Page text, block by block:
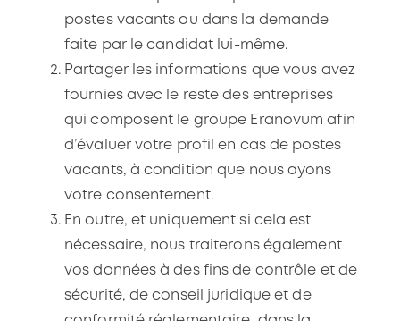
postes vacants ou dans la demande
faite par le candidat lui-même.
Partager les informations que vous avez
fournies avec le reste des entreprises
qui composent le groupe Eranovum afin
d’évaluer votre profil en cas de postes
vacants, à condition que nous ayons
votre consentement.
En outre, et uniquement si cela est
nécessaire, nous traiterons également
vos données à des fins de contrôle et de
sécurité, de conseil juridique et de